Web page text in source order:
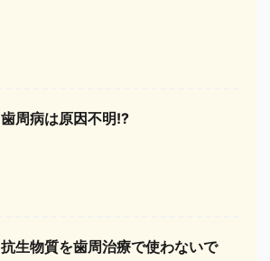
歯周病は原因不明!?
抗生物質を歯周治療で使わないで